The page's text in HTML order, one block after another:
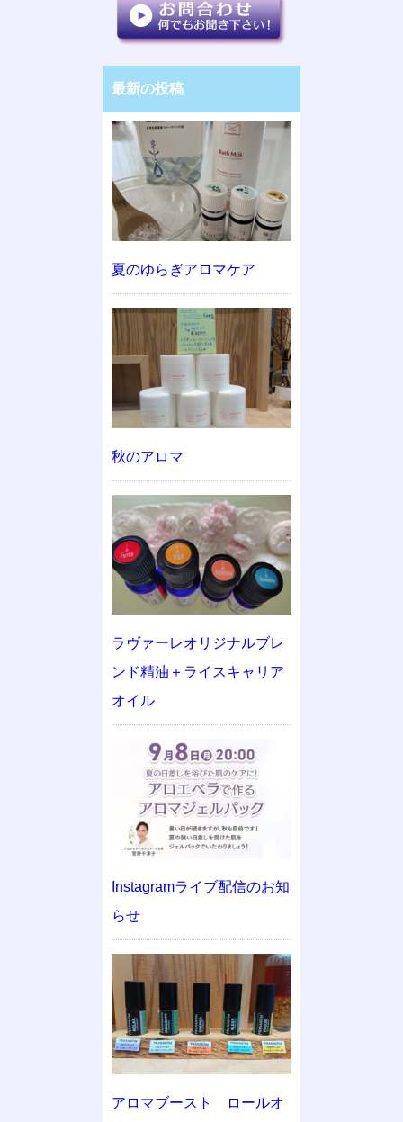
最新の投稿
夏のゆらぎアロマケア
秋のアロマ
ラヴァーレオリジナルブレ
ンド精油＋ライスキャリア
オイル
Instagramライブ配信のお知
らせ
アロマブースト ロールオ